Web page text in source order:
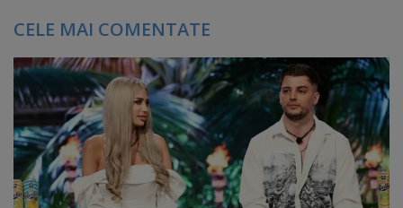
CELE MAI COMENTATE